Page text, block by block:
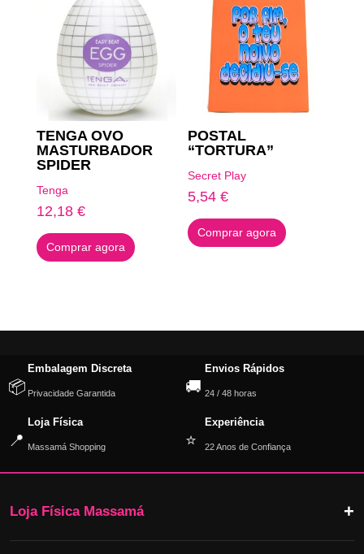
TENGA OVO
MASTURBADOR
SPIDER
Tenga
12,18 €
Comprar agora
POSTAL
“TORTURA”
Secret Play
5,54€
Comprar agora
📦
Embalagem Discreta
Privacidade Garantida 🚚
Envios Rápidos
24 / 48 horas
📍
Loja Física
Massamá Shopping ⭐
Experiência
22 Anos de Confiança
Loja Física Massamá